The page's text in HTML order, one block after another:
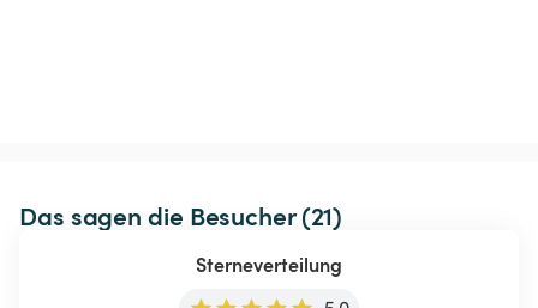
Das sagen die Besucher (21)
Sterneverteilung